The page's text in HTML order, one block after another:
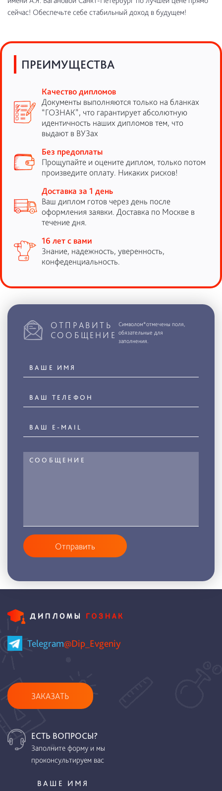
сейчас! Обеспечьте себе стабильный доход в будущем!
ПРЕИМУЩЕСТВА
Качество дипломов
Документы выполняются только на бланках
“ГОЗНАК”, что гарантирует абсолютную
идентичность наших дипломов тем, что
выдают в ВУЗах
Без предоплаты
Прощупайте и оцените диплом, только потом
произведите оплату. Никаких рисков!
Доставка за 1 день
Ваш диплом готов через день после
оформления заявки. Доставка по Москве в
течение дня.
16 лет с вами
Знание, надежность, уверенность,
конфеденциальность.
ОТПРАВИТЬ
СООБЩЕНИЕ
Символом*отмечены поля,
обязательные для
заполнения.
Отправить
Telegram@Dip_Evgeniy
ЗАКАЗАТЬ
ЕСТЬ ВОПРОСЫ?
Заполните форму и мы
проконсультируем вас